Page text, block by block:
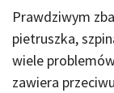
Prawdziwym
pietruszka,
wiele
zawiera